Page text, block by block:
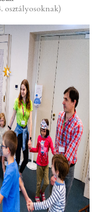
osztályosoknak)